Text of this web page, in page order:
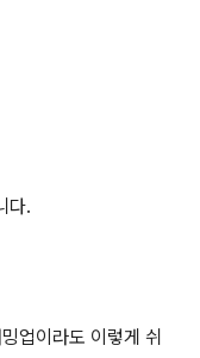
다.
업이라도 이렇게 쉬